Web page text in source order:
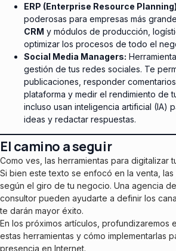
ERP (Enterprise Resource
poderosas para empresas más
CRM y módulos de producción,
optimizar los procesos de todo el
Social Media Managers:
gestión de tus redes sociales. Te
publicaciones, responder
plataforma y medir el rendimiento de
incluso usan inteligencia artificial (IA)
ideas y redactar respuestas.
El camino a seguir
Como ves, las herramientas para digitalizar
Si bien este texto se enfocó en la venta, las
según el giro de tu negocio. Una agencia
consultor pueden ayudarte a definir los
te darán mayor éxito.
En los próximos artículos, profundizaremos
estas herramientas y cómo implementarlas
presencia en Internet.